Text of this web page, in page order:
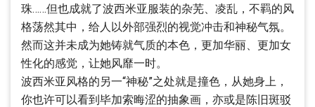
珠……但也成就了波西米亚服装的杂芜、凌乱，不羁的风
格荡然其中，给人以外部强烈的视觉冲击和神秘气氛。
然而这并未成为她铸就气质的本色，更加华丽、更加女
性化的感觉，让她风靡一时。
波西米亚风格的另一“神秘”之处就是撞色，从她身上，
你也许可以看到毕加索晦涩的抽象画，亦或是陈旧斑驳